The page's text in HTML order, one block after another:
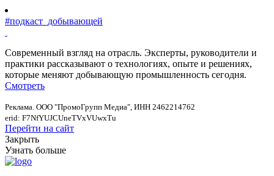
#подкаст_добывающей
Современный взгляд на отрасль. Эксперты, руководители и
практики рассказывают о технологиях, опыте и решениях,
которые меняют добывающую промышленность сегодня.
Смотреть
Реклама. ООО "ПромоГрупп Медиа", ИНН 2462214762
erid: F7NfYUJCUneTVxVUwxTu
Перейти на сайт
Закрыть
Узнать больше